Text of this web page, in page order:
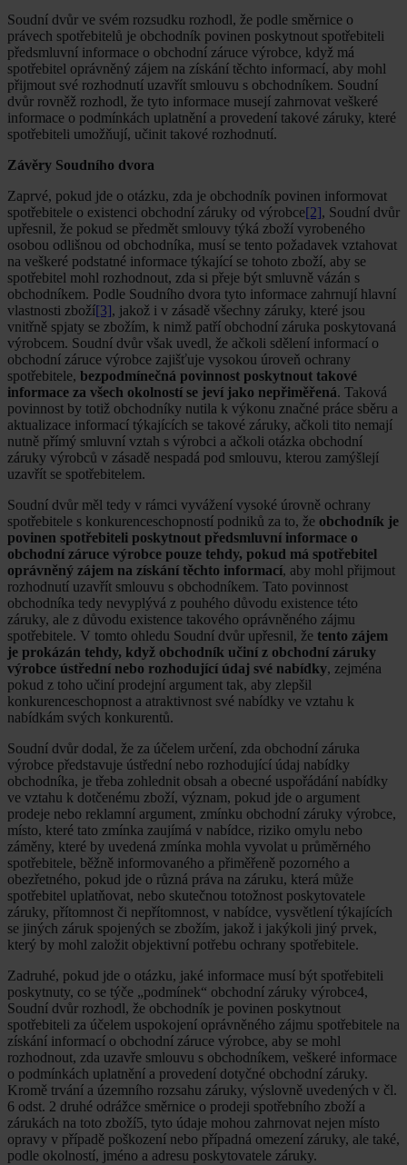
Soudní dvůr ve svém rozsudku rozhodl, že podle směrnice o
právech spotřebitelů je obchodník povinen poskytnout spotřebiteli
předsmluvní informace o obchodní záruce výrobce, když má
spotřebitel oprávněný zájem na získání těchto informací, aby mohl
přijmout své rozhodnutí uzavřít smlouvu s obchodníkem. Soudní
dvůr rovněž rozhodl, že tyto informace musejí zahrnovat veškeré
informace o podmínkách uplatnění a provedení takové záruky, které
spotřebiteli umožňují, učinit takové rozhodnutí.
Závěry Soudního dvora
Zaprvé, pokud jde o otázku, zda je obchodník povinen informovat
spotřebitele o existenci obchodní záruky od výrobce[2], Soudní dvůr
upřesnil, že pokud se předmět smlouvy týká zboží vyrobeného
osobou odlišnou od obchodníka, musí se tento požadavek vztahovat
na veškeré podstatné informace týkající se tohoto zboží, aby se
spotřebitel mohl rozhodnout, zda si přeje být smluvně vázán s
obchodníkem. Podle Soudního dvora tyto informace zahrnují hlavní
vlastnosti zboží[3], jakož i v zásadě všechny záruky, které jsou
vnitřně spjaty se zbožím, k nimž patří obchodní záruka poskytovaná
výrobcem. Soudní dvůr však uvedl, že ačkoli sdělení informací o
obchodní záruce výrobce zajišťuje vysokou úroveň ochrany
spotřebitele, bezpodmínečná povinnost poskytnout takové
informace za všech okolností se jeví jako nepřiměřená. Taková
povinnost by totiž obchodníky nutila k výkonu značné práce sběru a
aktualizace informací týkajících se takové záruky, ačkoli tito nemají
nutně přímý smluvní vztah s výrobci a ačkoli otázka obchodní
záruky výrobců v zásadě nespadá pod smlouvu, kterou zamýšlejí
uzavřít se spotřebitelem.
Soudní dvůr měl tedy v rámci vyvážení vysoké úrovně ochrany
spotřebitele s konkurenceschopností podniků za to, že obchodník je
povinen spotřebiteli poskytnout předsmluvní informace o
obchodní záruce výrobce pouze tehdy, pokud má spotřebitel
oprávněný zájem na získání těchto informací, aby mohl přijmout
rozhodnutí uzavřít smlouvu s obchodníkem. Tato povinnost
obchodníka tedy nevyplývá z pouhého důvodu existence této
záruky, ale z důvodu existence takového oprávněného zájmu
spotřebitele. V tomto ohledu Soudní dvůr upřesnil, že tento zájem
je prokázán tehdy, když obchodník učiní z obchodní záruky
výrobce ústřední nebo rozhodující údaj své nabídky, zejména
pokud z toho učiní prodejní argument tak, aby zlepšil
konkurenceschopnost a atraktivnost své nabídky ve vztahu k
nabídkám svých konkurentů.
Soudní dvůr dodal, že za účelem určení, zda obchodní záruka
výrobce představuje ústřední nebo rozhodující údaj nabídky
obchodníka, je třeba zohlednit obsah a obecné uspořádání nabídky
ve vztahu k dotčenému zboží, význam, pokud jde o argument
prodeje nebo reklamní argument, zmínku obchodní záruky výrobce,
místo, které tato zmínka zaujímá v nabídce, riziko omylu nebo
záměny, které by uvedená zmínka mohla vyvolat u průměrného
spotřebitele, běžně informovaného a přiměřeně pozorného a
obezřetného, pokud jde o různá práva na záruku, která může
spotřebitel uplatňovat, nebo skutečnou totožnost poskytovatele
záruky, přítomnost či nepřítomnost, v nabídce, vysvětlení týkajících
se jiných záruk spojených se zbožím, jakož i jakýkoli jiný prvek,
který by mohl založit objektivní potřebu ochrany spotřebitele.
Zadruhé, pokud jde o otázku, jaké informace musí být spotřebiteli
poskytnuty, co se týče „podmínek“ obchodní záruky výrobce4,
Soudní dvůr rozhodl, že obchodník je povinen poskytnout
spotřebiteli za účelem uspokojení oprávněného zájmu spotřebitele na
získání informací o obchodní záruce výrobce, aby se mohl
rozhodnout, zda uzavře smlouvu s obchodníkem, veškeré informace
o podmínkách uplatnění a provedení dotyčné obchodní záruky.
Kromě trvání a územního rozsahu záruky, výslovně uvedených v čl.
6 odst. 2 druhé odrážce směrnice o prodeji spotřebního zboží a
zárukách na toto zboží5, tyto údaje mohou zahrnovat nejen místo
opravy v případě poškození nebo případná omezení záruky, ale také,
podle okolností, jméno a adresu poskytovatele záruky.